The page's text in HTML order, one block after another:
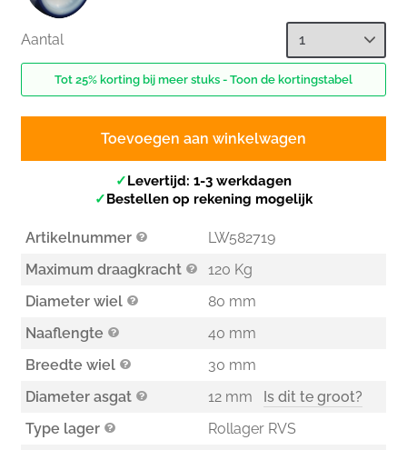
Aantal
Tot 25% korting bij meer stuks - Toon de kortingstabel
Toevoegen aan winkelwagen
✓Levertijd: 1-3 werkdagen
✓Bestellen op rekening mogelijk
Artikelnummer
LW582719
Maximum draagkracht
120 Kg
Diameter wiel
80 mm
Naaflengte
40 mm
Breedte wiel
30 mm
Diameter asgat
12 mm
Is dit te groot?
Type lager
Rollager RVS